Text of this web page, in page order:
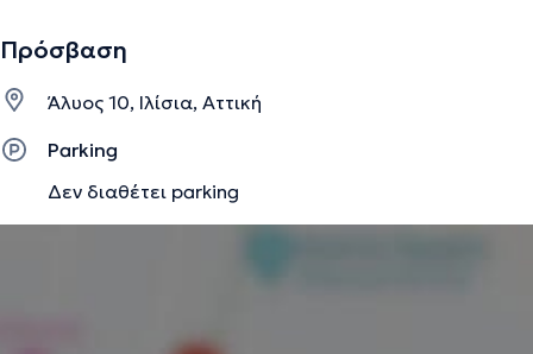
Πρόσβαση
Άλυος 10, Ιλίσια, Αττική
Parking
Δεν διαθέτει parking